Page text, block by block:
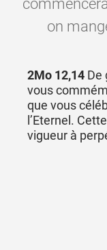
on
2Mo 12,14 De
vous
que vous
l’Eternel.
vigueur à